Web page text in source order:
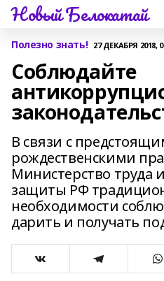
Новый Белокатай
Полезно знать! 27 ДЕКАБРЯ 2018,
Соблюдайте
В связи с
рождественскими
Министерство труда
защиты РФ
необходимости
дарить и получать